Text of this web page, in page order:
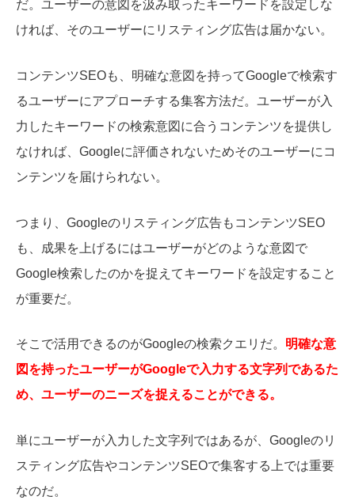
だ。ユーザーの意図を汲み取ったキーワードを設定しな
ければ、そのユーザーにリスティング広告は届かない。
コンテンツSEOも、明確な意図を持ってGoogleで検索す
るユーザーにアプローチする集客方法だ。ユーザーが入
力したキーワードの検索意図に合うコンテンツを提供し
なければ、Googleに評価されないためそのユーザーにコ
ンテンツを届けられない。
つまり、Googleのリスティング広告もコンテンツSEO
も、成果を上げるにはユーザーがどのような意図で
Google検索したのかを捉えてキーワードを設定すること
が重要だ。
そこで活用できるのがGoogleの検索クエリだ。 明確な意
図を持ったユーザーがGoogleで入力する文字列であるた
め、ユーザーのニーズを捉えることができる。
単にユーザーが入力した文字列ではあるが、Googleのリ
スティング広告やコンテンツSEOで集客する上では重要
なのだ。